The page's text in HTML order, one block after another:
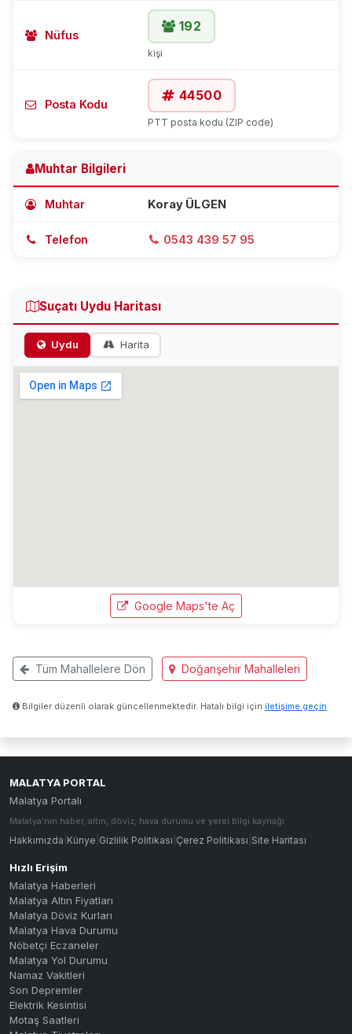
Nüfus
192
kişi
Posta Kodu
44500
PTT posta kodu (ZIP code)
Muhtar Bilgileri
Muhtar Koray ÜLGEN
Telefon 0543 439 57 95
Suçatı Uydu Haritası
Uydu Harita
Google Maps'te Aç
Tüm Mahallelere Dön Doğanşehir Mahalleleri
Bilgiler düzenli olarak güncellenmektedir. Hatalı bilgi için iletişime geçin
MALATYA PORTAL
Malatya Portalı
Malatya'nın haber, altın, döviz, hava durumu ve yerel bilgi kaynağı.
Hakkımızda Künye Gizlilik Politikası Çerez Politikası Site Haritası
Hızlı Erişim
Malatya Haberleri
Malatya Altın Fiyatları
Malatya Döviz Kurları
Malatya Hava Durumu
Nöbetçi Eczaneler
Malatya Yol Durumu
Namaz Vakitleri
Son Depremler
Elektrik Kesintisi
Motaş Saatleri